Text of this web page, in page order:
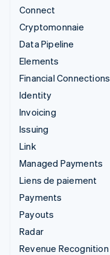
Connect
Cryptomonnaie
Data Pipeline
Elements
Financial Connections
Identity
Invoicing
Issuing
Link
Managed Payments
Liens de paiement
Payments
Payouts
Radar
Revenue Recognition